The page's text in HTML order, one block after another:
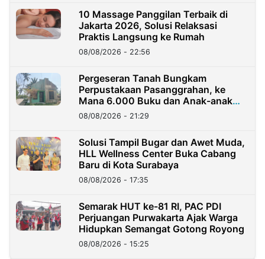
10 Massage Panggilan Terbaik di
Jakarta 2026, Solusi Relaksasi
Praktis Langsung ke Rumah
08/08/2026 - 22:56
Pergeseran Tanah Bungkam
Perpustakaan Pasanggrahan, ke
Mana 6.000 Buku dan Anak-anak
Kini?
08/08/2026 - 21:29
Solusi Tampil Bugar dan Awet Muda,
HLL Wellness Center Buka Cabang
Baru di Kota Surabaya
08/08/2026 - 17:35
Semarak HUT ke-81 RI, PAC PDI
Perjuangan Purwakarta Ajak Warga
Hidupkan Semangat Gotong Royong
08/08/2026 - 15:25